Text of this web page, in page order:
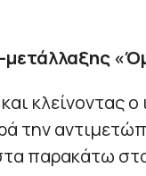
μετάλλαξης
κλείνοντας ο
την
παρακάτω